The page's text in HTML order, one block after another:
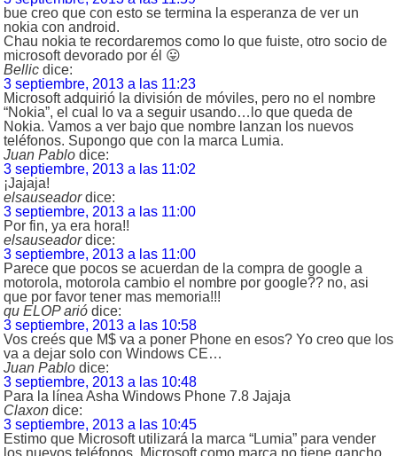
bue creo que con esto se termina la esperanza de ver un
nokia con android.
Chau nokia te recordaremos como lo que fuiste, otro socio de
microsoft devorado por él 😛
Bellic dice:
3 septiembre, 2013 a las 11:23
Microsoft adquirió la división de móviles, pero no el nombre
“Nokia”, el cual lo va a seguir usando…lo que queda de
Nokia. Vamos a ver bajo que nombre lanzan los nuevos
teléfonos. Supongo que con la marca Lumia.
Juan Pablo dice:
3 septiembre, 2013 a las 11:02
¡Jajaja!
elsauseador dice:
3 septiembre, 2013 a las 11:00
Por fin, ya era hora!!
elsauseador dice:
3 septiembre, 2013 a las 11:00
Parece que pocos se acuerdan de la compra de google a
motorola, motorola cambio el nombre por google?? no, asi
que por favor tener mas memoria!!!
qu ELOP arió dice:
3 septiembre, 2013 a las 10:58
Vos creés que M$ va a poner Phone en esos? Yo creo que los
va a dejar solo con Windows CE…
Juan Pablo dice:
3 septiembre, 2013 a las 10:48
Para la línea Asha Windows Phone 7.8 Jajaja
Claxon dice:
3 septiembre, 2013 a las 10:45
Estimo que Microsoft utilizará la marca “Lumia” para vender
los nuevos teléfonos. Microsoft como marca no tiene gancho